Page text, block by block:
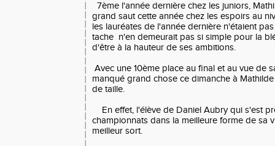
7ème l'année dernière chez les juniors,
grand saut cette année chez les espoirs au
les lauréates de l'année dernière n'étaient
tache n'en demeurait pas si simple pour la
d'être à la hauteur de ses ambitions.
Avec une 10ème place au final et au vue de
manqué grand chose ce dimanche à
de taille.
En effet, l'élève de Daniel Aubry qui s'est
championnats dans la meilleure forme de sa
meilleur sort.